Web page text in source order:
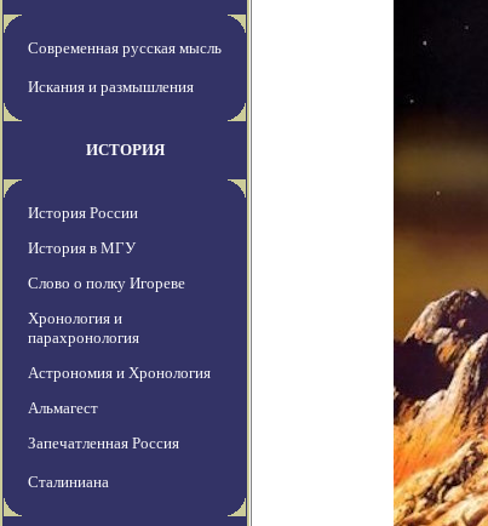
Современная русская мысль
Искания и размышления
ИСТОРИЯ
История России
История в МГУ
Слово о полку Игореве
Хронология и
парахронология
Астрономия и Хронология
Альмагест
Запечатленная Россия
Сталиниана